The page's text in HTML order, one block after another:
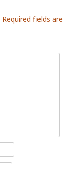
Required fields are